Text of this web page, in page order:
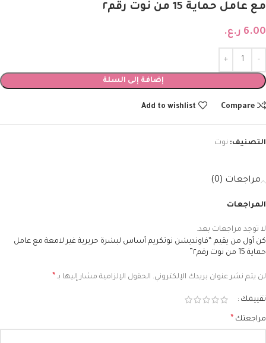
مع عامل حماية 15 من نوت رقم٢
6.00 ر.ع.
إضافة إلى السلة
Compare
Add to wishlist
التصنيف: نوت
مراجعات (0)
المراجعات
لا توجد مراجعات بعد.
كن أول من يقيم “فاونديشن نوتكريم أساس لبشرة حريرية غير لامعة مع عامل
حماية 15 من نوت رقم٢”
لن يتم نشر عنوان بريدك الإلكتروني. الحقول الإلزامية مشار إليها بـ *
تقييمك
مراجعتك *